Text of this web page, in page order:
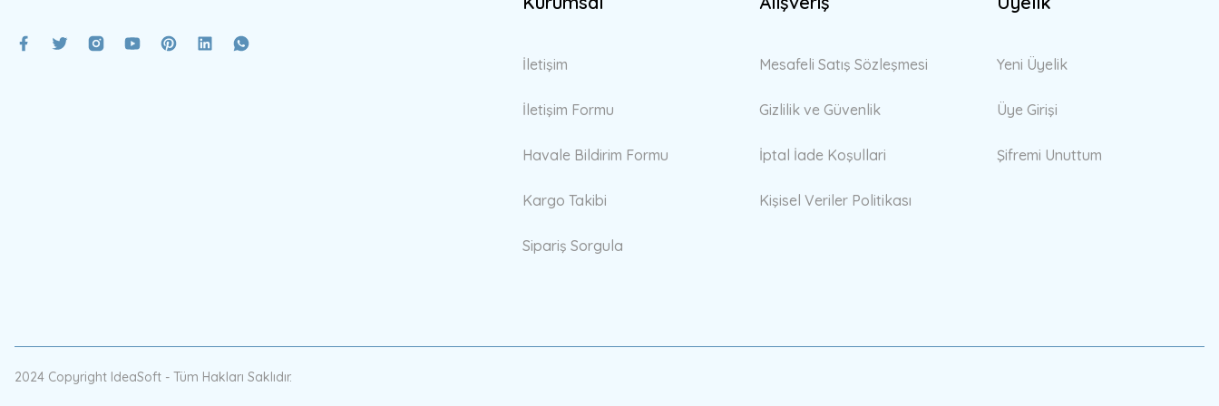
İletişim
İletişim Formu
Havale Bildirim Formu
Kargo Takibi
Sipariş Sorgula
Mesafeli Satış Sözleşmesi
Gizlilik ve Güvenlik
İptal İade Koşullari
Kişisel Veriler Politikası
Yeni Üyelik
Üye Girişi
Şifremi Unuttum
2024 Copyright IdeaSoft - Tüm Hakları Saklıdır.